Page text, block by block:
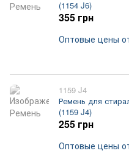
(1154 J6)
355 грн
Оптовые цены
1159 J4
Ремень для
(1159 J4)
255 грн
Оптовые цены